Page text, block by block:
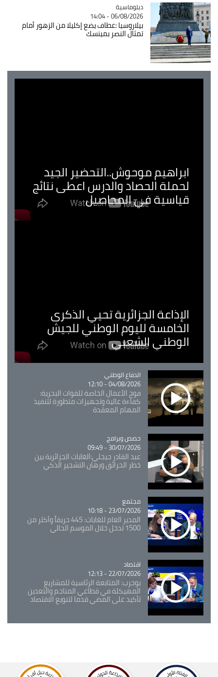
Catégorie
دبلوماسية
06/08/2026 - 14:04
بيلاروسيا :عطاف يضع إكليلا من الزهور أمام
تمثال النصر بمينسك
ابراهيم موحوش..التحضير الجيد
لحملة الحصاد والدرس اعطى نتائج
قياسية في المحاصيل
الإذاعة الجزائرية تحيي الذكرى
الخامسة لليوم الوطني للجيش
الوطني الشعبي
Catégorie
الدفاع الوطني
04/08/2026 - 12:10
فوج الأعمال الخاصة للقوات البحرية:
كفاءة عالية وتجهيزات متطورة لتنفيذ
المهام المعقدة
Catégorie
حصص وبرامج
30/07/2026 - 09:49
عبد القادر جيجلي:الغابات الجزائرية بين
خطر الحرائق ورهان التشجير الذكي
Catégorie
مجتمع
23/07/2026 - 10:18
المدير العام للغابات: 445 حريقاً وأكثر من
1500 تدخل خلال الموسم الحالي
Catégorie
اقتصاد
22/07/2026 - 12:13
بوحرب: المتابعة الرئاسية للمشاريع
المهيكلة في قطاعي المناجم والتعدين
تأكيد على المضي قدما لتنويع الاقتصاد